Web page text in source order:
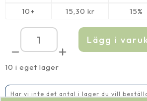
10+
15,30 kr 15%
10 i eget lager
Sockel
PVC
gänga
½''
Lägg i
Har vi inte det antal i lager du vill